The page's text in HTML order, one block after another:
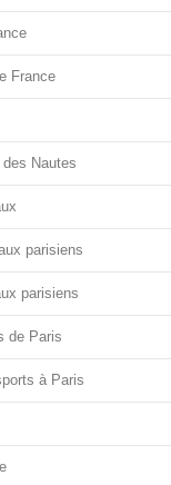
France
des Nautes
parisiens
parisiens
de Paris
à Paris